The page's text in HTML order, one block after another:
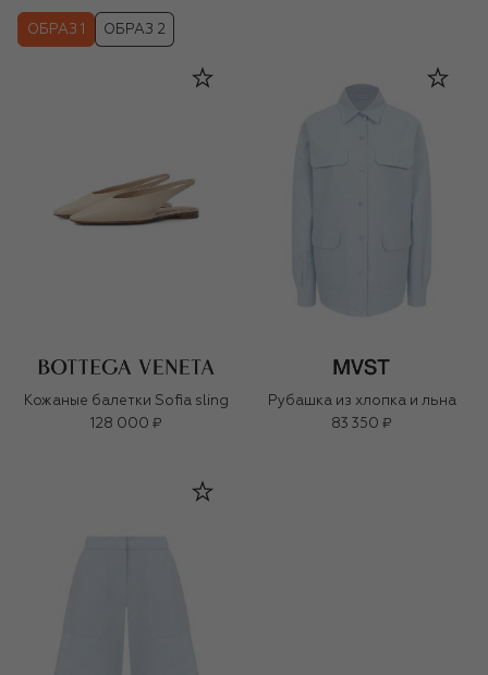
ОБРАЗ 1 ОБРАЗ 2
Кожаные балетки Sofia sling
128 000 ₽
Рубашка из хлопка и льна
83 350 ₽